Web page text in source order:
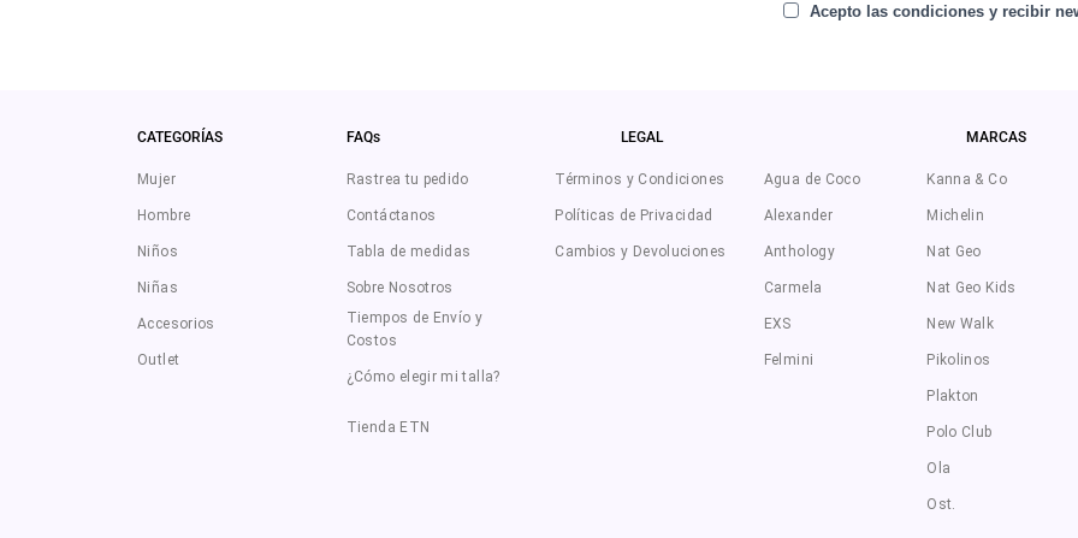
Acepto las condiciones y recibir
CATEGORÍAS
Mujer
Hombre
Niños
Niñas
Accesorios
Outlet
FAQs
Rastrea tu pedido
Contáctanos
Tabla de medidas
Sobre Nosotros
Tiempos de Envío y
Costos
¿Cómo elegir mi talla?
Tienda ETN
LEGAL
Términos y Condiciones
Políticas de Privacidad
Cambios y Devoluciones
MARCAS
Agua de Coco
Alexander
Anthology
Carmela
EXS
Felmini
Kanna & Co
Michelin
Nat Geo
Nat Geo Kids
New Walk
Pikolinos
Plakton
Polo Club
Ola
Ost.